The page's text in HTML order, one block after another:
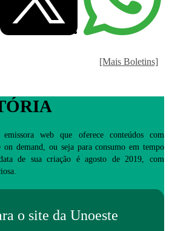
[Mais Boletins]
web que oferece conteúdos com
on demand, ou seja para consumo em tempo
de sua criação é agosto de 2019, com
o site da Unoeste